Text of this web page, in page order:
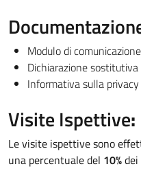
Modulo di comunicazione
Dichiarazione
Informativa sulla privacy
Visite Ispettive:
Le visite ispettive sono
una percentuale del 10%